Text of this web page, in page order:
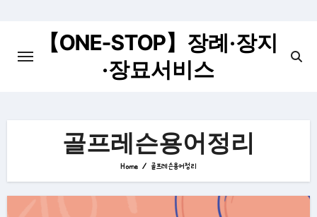
【ONE-STOP】장례·장지
·장묘서비스
골프레슨용어정리
Home 골프레슨용어정리